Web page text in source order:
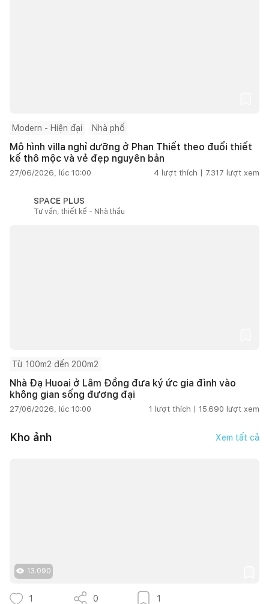
Modern - Hiện đại Nhà phố
Mô hình villa nghỉ dưỡng ở Phan Thiết theo đuổi thiết
kế thô mộc và vẻ đẹp nguyên bản
27/06/2026, lúc 10:00 4 lượt thích | 7.317 lượt xem
SPACE PLUS
Tư vấn, thiết kế - Nhà thầu
Từ 100m2 đến 200m2
Nhà Đạ Huoai ở Lâm Đồng đưa ký ức gia đình vào
không gian sống đương đại
27/06/2026, lúc 10:00 1 lượt thích | 15.690 lượt xem
Kho ảnh Xem tất cả
13.090
1 0 1